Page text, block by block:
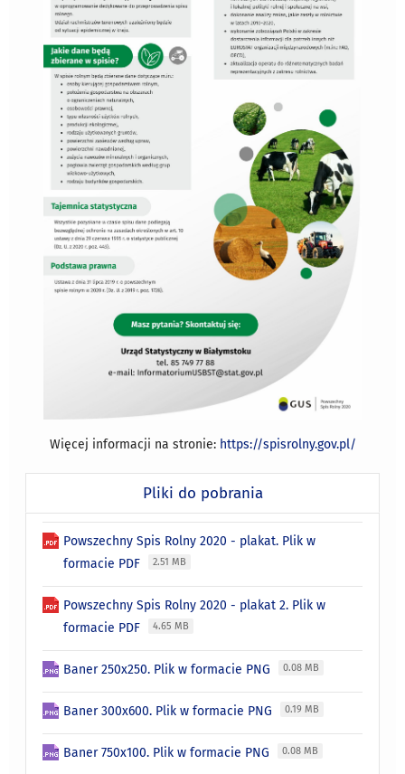
Więcej informacji na stronie: https://spisrolny.gov.pl/
Pliki do pobrania
Powszechny Spis Rolny 2020 - plakat. Plik w
formacie PDF
2.51 MB
Powszechny Spis Rolny 2020 - plakat 2. Plik w
formacie PDF
4.65 MB
Baner 250x250. Plik w formacie PNG 0.08 MB
Baner 300x600. Plik w formacie PNG 0.19 MB
Baner 750x100. Plik w formacie PNG 0.08 MB